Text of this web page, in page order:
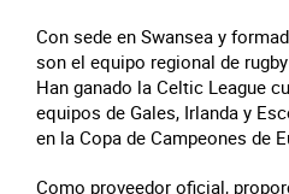
Con sede en Swansea y
son el equipo regional de
Han ganado la Celtic League
equipos de Gales, Irlanda y
en la Copa de Campeones de
Como proveedor oficial,